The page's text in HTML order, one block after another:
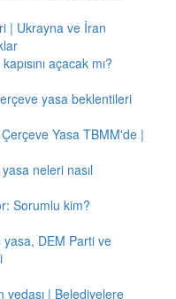
| Ukrayna ve İran
açacak mı?
yasa beklentileri
Yasa TBMM'de |
neleri nasıl
Sorumlu kim?
DEM Parti ve
vedası | Belediyelere